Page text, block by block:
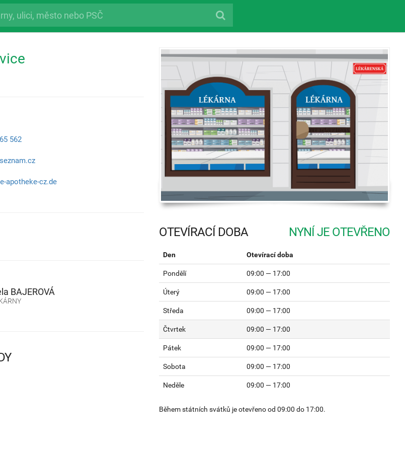
562
apotheke-cz.de
BAJEROVÁ
OTEVÍRACÍ DOBA
Den Otevírací doba
Pondělí 09:00 — 17:00
Úterý 09:00 — 17:00
Středa 09:00 — 17:00
Čtvrtek 09:00 — 17:00
Pátek 09:00 — 17:00
Sobota 09:00 — 17:00
Neděle 09:00 — 17:00
Během státních svátků je otevřeno od 09:00 do 17:00.